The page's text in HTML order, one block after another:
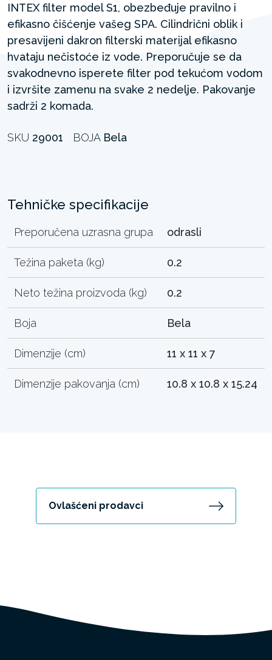
INTEX filter model S1, obezbeđuje pravilno i
efikasno čišćenje vašeg SPA. Cilindrični oblik i
presavijeni dakron filterski materijal efikasno
hvataju nečistoće iz vode. Preporučuje se da
svakodnevno isperete filter pod tekućom vodom
i izvršite zamenu na svake 2 nedelje. Pakovanje
sadrži 2 komada.
SKU 29001 BOJA Bela
Tehničke specifikacije
Preporučena uzrasna grupa odrasli
Težina paketa (kg) 0.2
Neto težina proizvoda (kg) 0.2
Boja Bela
Dimenzije (cm) 11 x 11 x 7
Dimenzije pakovanja (cm) 10.8 x 10.8 x 15.24
Ovlašćeni prodavci